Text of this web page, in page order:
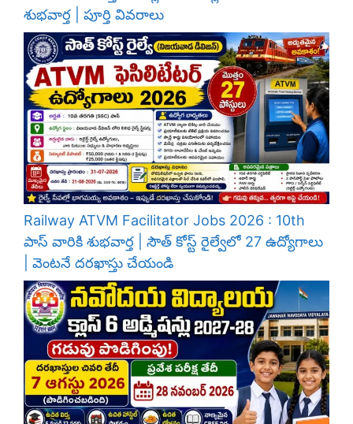
శుభవార్త | పూర్తి వివరాలు
Railway ATVM Facilitator Jobs 2026 : 10th
పాస్ వారికి శుభవార్త | సౌత్ కోస్ట్ రైల్వేలో 27 ఉద్యోగాలు
| వెంటనే దరఖాస్తు చేయండి